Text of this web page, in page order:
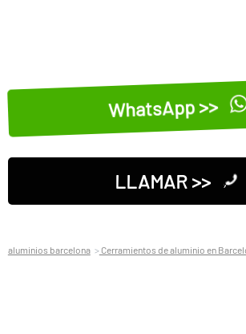
WhatsApp >>
LLAMAR >>
aluminios barcelona Cerramientos de aluminio en